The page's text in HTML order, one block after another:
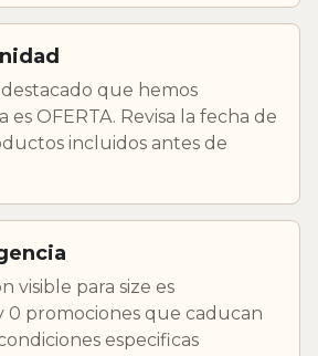
que hemos
OFERTA. Revisa la fecha de
incluidos antes de
visible para size es
0 promociones que caducan
especificas